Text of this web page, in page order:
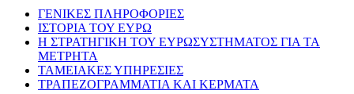
ΓΕΝΙΚΕΣ ΠΛΗΡΟΦΟΡΙΕΣ
ΙΣΤΟΡΙΑ ΤΟΥ ΕΥΡΩ
Η ΣΤΡΑΤΗΓΙΚΗ ΤΟΥ ΕΥΡΩΣΥΣΤΗΜΑΤΟΣ ΓΙΑ ΤΑ
ΜΕΤΡΗΤΑ
ΤΑΜΕΙΑΚΕΣ ΥΠΗΡΕΣΙΕΣ
ΤΡΑΠΕΖΟΓΡΑΜΜΑΤΙΑ ΚΑΙ ΚΕΡΜΑΤΑ